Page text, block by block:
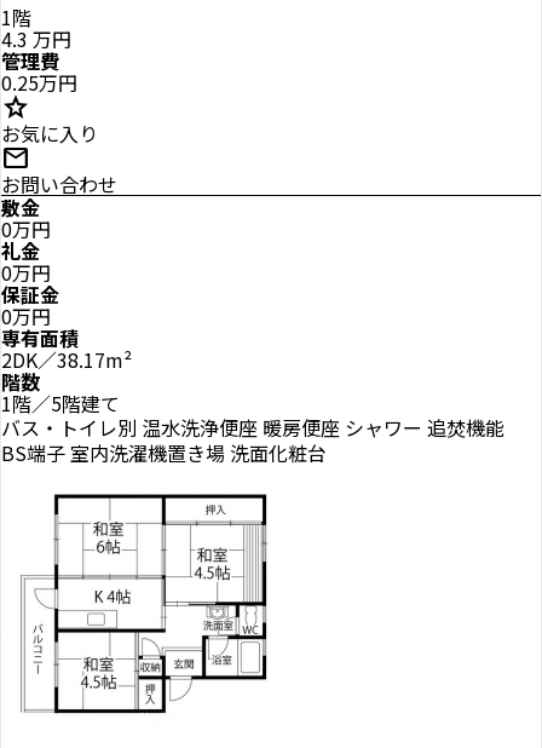
1階
4.3 万円
管理費
0.25万円
star
お気に入り
mail
お問い合わせ
敷金
0万円
礼金
0万円
保証金
0万円
専有面積
2DK／38.17m²
階数
1階／5階建て
バス・トイレ別 温水洗浄便座 暖房便座 シャワー 追焚機能
BS端子室内洗濯機置き場 洗面化粧台